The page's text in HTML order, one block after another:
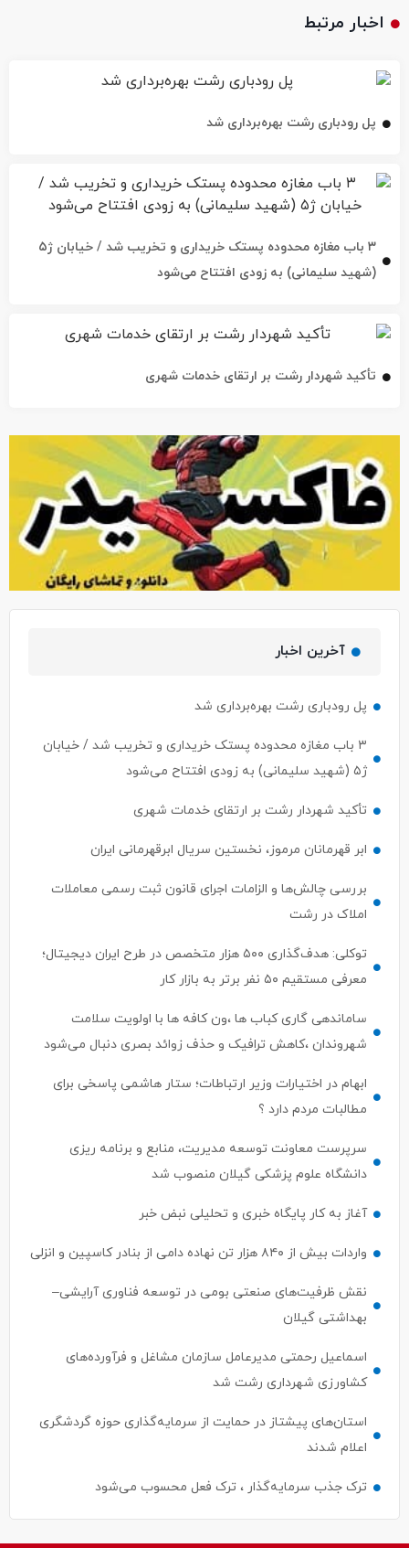
اخبار مرتبط
پل رودباری رشت بهره‌برداری شد
۳ باب مغازه محدوده پستک خریداری و تخریب شد / خیابان ژ۵
(شهید سلیمانی) به زودی افتتاح می‌شود
تأکید شهردار رشت بر ارتقای خدمات شهری
آخرین اخبار
پل رودباری رشت بهره‌برداری شد
۳ باب مغازه محدوده پستک خریداری و تخریب شد / خیابان
ژ۵ (شهید سلیمانی) به زودی افتتاح می‌شود
تأکید شهردار رشت بر ارتقای خدمات شهری
ابر قهرمانان مرموز، نخستین سریال ابرقهرمانی ایران
بررسی چالش‌ها و الزامات اجرای قانون ثبت رسمی معاملات
املاک در رشت
توکلی: هدف‌گذاری ۵۰۰ هزار متخصص در طرح ایران دیجیتال؛
معرفی مستقیم ۵۰ نفر برتر به بازار کار
ساماندهی گاری کباب ها ،ون کافه ها با اولویت سلامت
شهروندان ،کاهش ترافیک و حذف زوائد بصری دنبال می‌شود
ابهام در اختیارات وزیر ارتباطات؛ ستار هاشمی پاسخی برای
مطالبات مردم دارد ؟
سرپرست معاونت توسعه مدیریت، منابع و برنامه ریزی
دانشگاه علوم پزشکی گیلان منصوب شد
آغاز به کار پایگاه خبری و تحلیلی نبض خبر
واردات بیش از ۸۴۰ هزار تن نهاده دامی از بنادر كاسپین و انزلی
نقش ظرفیت‌های صنعتی بومی در توسعه فناوری آرایشی–
بهداشتی گیلان
اسماعیل رحمتی مدیرعامل سازمان مشاغل و فرآورده‌های
کشاورزی شهرداری رشت شد
استان‌های پیشتاز در حمایت از سرمایه‌گذاری حوزه گردشگری
اعلام شدند
ترک جذب سرمایه‌گذار ، ترک فعل محسوب می‌شود